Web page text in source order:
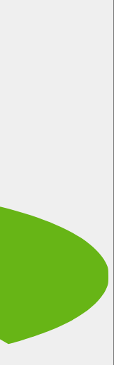
voor het
All rights reserved